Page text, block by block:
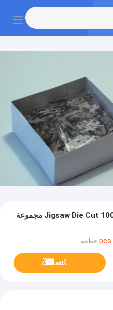
Jigsaw Die Cut 1000 Piece Building Block Set مجموعة
ﺎﺘﺼﻟ ﺍﻶﻧ